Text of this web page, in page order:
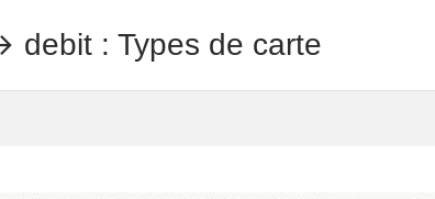
: Types de carte